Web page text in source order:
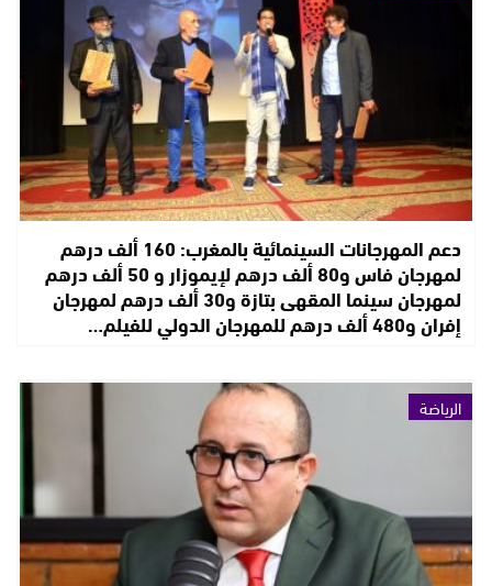
دعم المهرجانات السينمائية بالمغرب: 160 ألف درهم
لمهرجان فاس و80 ألف درهم لإيموزار و 50 ألف درهم
لمهرجان سينما المقهى بتازة و30 ألف درهم لمهرجان
إفران و480 ألف درهم للمهرجان الدولي للفيلم…
الرياضة